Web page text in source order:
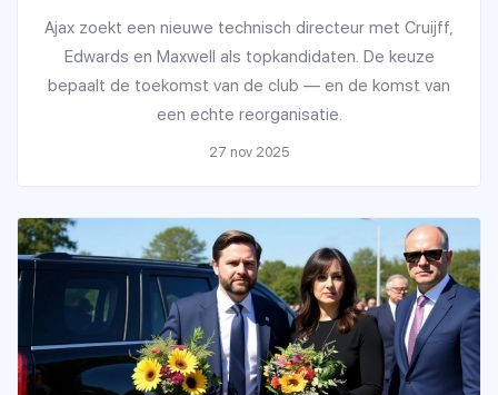
Ajax zoekt een nieuwe technisch directeur met Cruijff,
Edwards en Maxwell als topkandidaten. De keuze
bepaalt de toekomst van de club — en de komst van
een echte reorganisatie.
27 nov 2025